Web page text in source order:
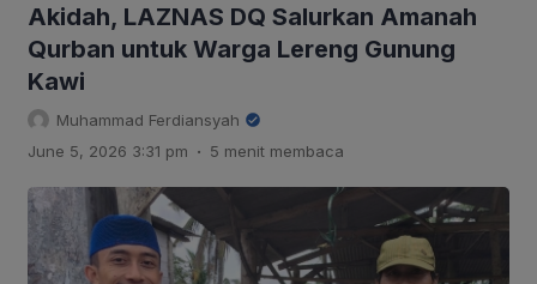
Akidah, LAZNAS DQ Salurkan Amanah
Qurban untuk Warga Lereng Gunung
Kawi
Muhammad Ferdiansyah
June 5, 2026 3:31 pm . 5 menit membaca